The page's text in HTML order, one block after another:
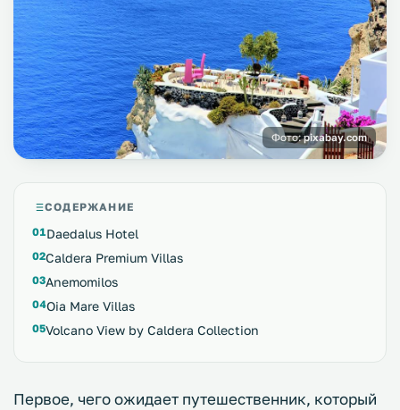
Фото:pixabay.com
СОДЕРЖАНИЕ
Daedalus Hotel
Caldera Premium Villas
Anemomilos
Oia Mare Villas
Volcano View by Caldera Collection
Первое, чего ожидает путешественник, который